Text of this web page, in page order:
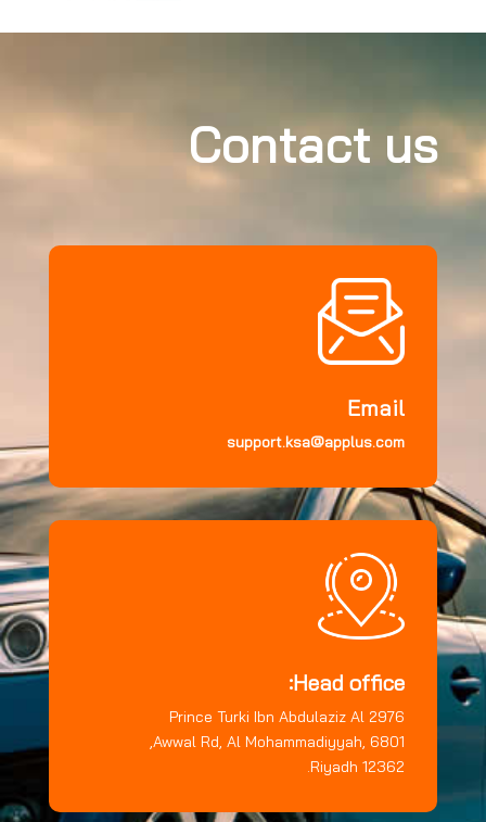
Contact us
Email
support.ksa@applus.com
Head office:
2976 Prince Turki Ibn Abdulaziz Al
Awwal Rd, Al Mohammadiyyah, 6801,
Riyadh 12362.